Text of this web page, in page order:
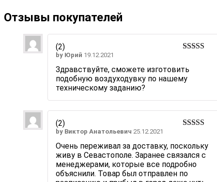
Отзывы покупателей
(2)
by Юрий 19.12.2021
Здравствуйте, сможете изготовить
подобную воздуходувку по нашему
техническому заданию?
(2)
by Виктор Анатольевич 25.12.2021
Очень переживал за доставку, поскольку
живу в Севастополе. Заранее связался с
менеджерами, которые все подробно
объяснили. Товар был отправлен по